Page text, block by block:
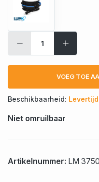
VOEG TOE
Beschikbaarheid:
Niet omruilbaar
Artikelnummer: LM